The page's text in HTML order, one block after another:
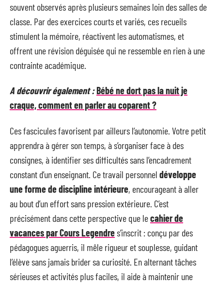
souvent observés après plusieurs semaines loin des salles de
classe. Par des exercices courts et variés, ces recueils
stimulent la mémoire, réactivent les automatismes, et
offrent une révision déguisée qui ne ressemble en rien à une
contrainte académique.
A découvrir également :Bébé ne dort pas la nuit je
craque, comment en parler au coparent ?
Ces fascicules favorisent par ailleurs l’autonomie. Votre petit
apprendra à gérer son temps, à s’organiser face à des
consignes, à identifier ses difficultés sans l’encadrement
constant d’un enseignant. Ce travail personnel développe
une forme de discipline intérieure, encourageant à aller
au bout d’un effort sans pression extérieure. C’est
précisément dans cette perspective que lecahier de
vacances par Cours Legendres’inscrit : conçu par des
pédagogues aguerris, il mêle rigueur et souplesse, guidant
l’élève sans jamais brider sa curiosité. En alternant tâches
sérieuses et activités plus faciles, il aide à maintenir une